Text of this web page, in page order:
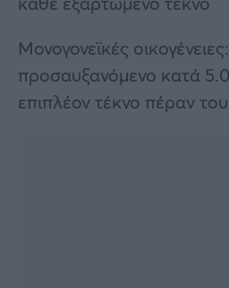
Μονογονεϊκές
προσαυξανόμενο κατά
επιπλέον τέκνο πέραν